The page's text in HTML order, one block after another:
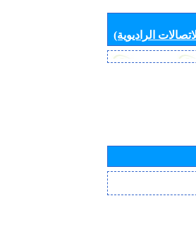
الراديوية)